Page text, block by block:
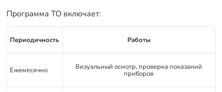
Программа ТО включает:
Периодичность Работы
Ежемесячно Визуальный осмотр, проверка показаний
приборов